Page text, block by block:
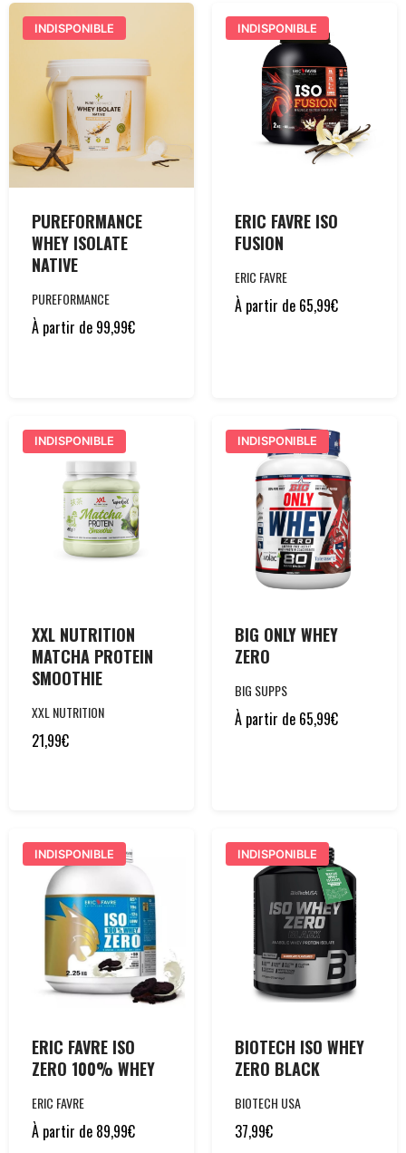
INDISPONIBLE
PUREFORMANCE
WHEY ISOLATE
NATIVE
PUREFORMANCE
À partir de 99,99€
INDISPONIBLE
ERIC FAVRE ISO
FUSION
ERIC FAVRE
À partir de 65,99€
INDISPONIBLE
XXL NUTRITION
MATCHA PROTEIN
SMOOTHIE
XXL NUTRITION
21,99€
INDISPONIBLE
BIG ONLY WHEY
ZERO
BIG SUPPS
À partir de 65,99€
INDISPONIBLE
ERIC FAVRE ISO
ZERO 100% WHEY
ERIC FAVRE
À partir de 89,99€
INDISPONIBLE
BIOTECH ISO WHEY
ZERO BLACK
BIOTECH USA
37,99€